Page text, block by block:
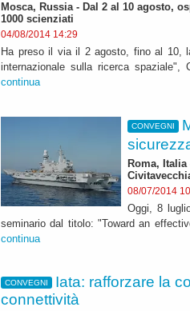
Mosca, Russia - Dal 2 al 10 agosto,
1000 scienziati
04/08/2014 14:29
Ha preso il via il 2 agosto, fino al 10,
internazionale sulla ricerca spaziale",
continua
CONVEGNI
Roma,
08/07/2014
Oggi, 8
seminario dal titolo: "Toward an
continua
CONVEGNI
Iata: rafforzare la
connettività